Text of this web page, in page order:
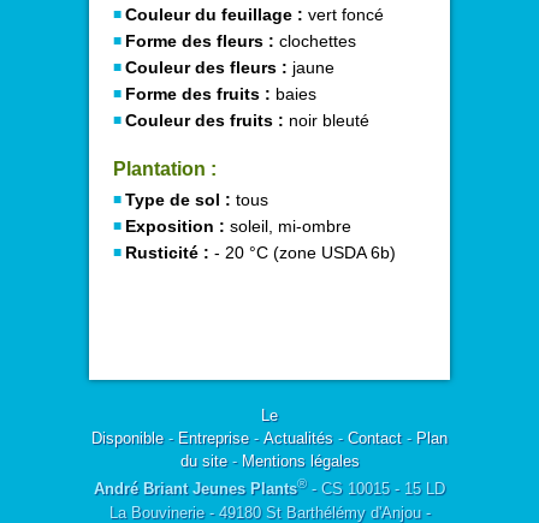
Couleur du feuillage : vert foncé
Forme des fleurs : clochettes
Couleur des fleurs : jaune
Forme des fruits : baies
Couleur des fruits : noir bleuté
Plantation :
Type de sol : tous
Exposition : soleil, mi-ombre
Rusticité : - 20 °C (zone USDA 6b)
Le
Disponible- Entreprise- Actualités - Contact- Plan
du site- Mentions légales
André Briant Jeunes Plants®- CS 10015 - 15 LD
La Bouvinerie - 49180 St Barthélémy d'Anjou -